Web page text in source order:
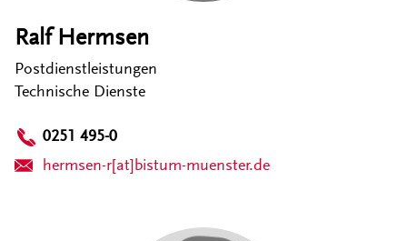
Ralf Hermsen
Postdienstleistungen
Technische Dienste
0251 495-0
hermsen-r[at]bistum-muenster.de